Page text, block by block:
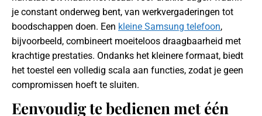
je constant onderweg bent, van werkvergaderingen tot
boodschappen doen. Een kleine Samsung telefoon,
bijvoorbeeld, combineert moeiteloos draagbaarheid met
krachtige prestaties. Ondanks het kleinere formaat, biedt
het toestel een volledig scala aan functies, zodat je geen
compromissen hoeft te sluiten.
Eenvoudig te bedienen met één